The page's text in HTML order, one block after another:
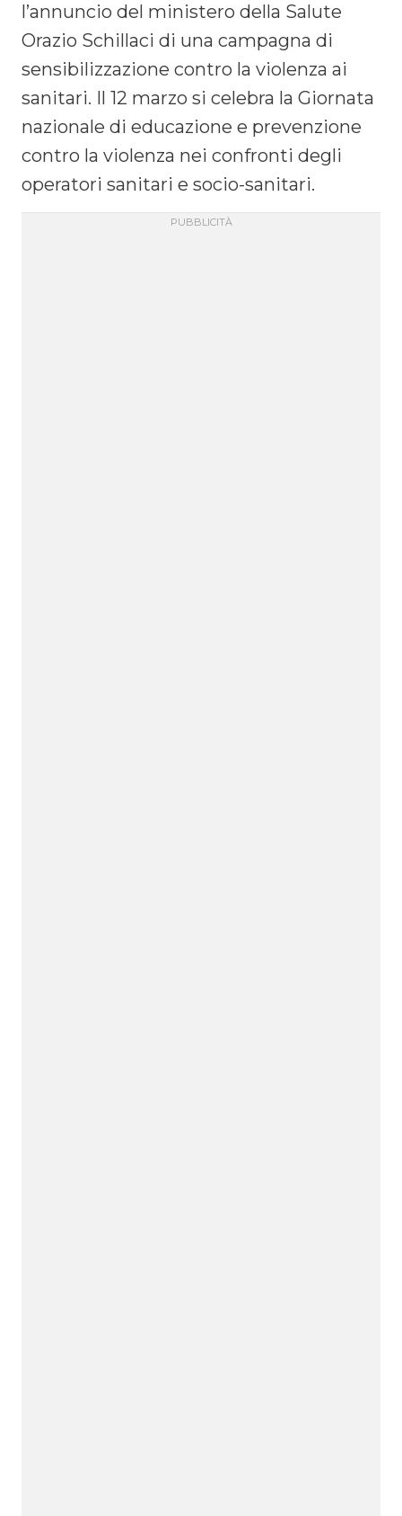
l’annuncio del ministero della Salute
Orazio Schillaci di una campagna di
sensibilizzazione contro la violenza ai
sanitari. Il 12 marzo si celebra la Giornata
nazionale di educazione e prevenzione
contro la violenza nei confronti degli
operatori sanitari e socio-sanitari.